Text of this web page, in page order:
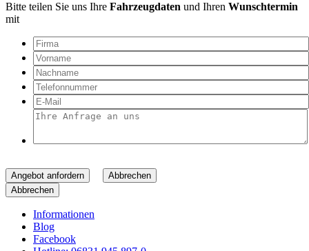
Bitte teilen Sie uns Ihre Fahrzeugdaten und Ihren Wunschtermin
mit
Angebot anfordern
Abbrechen
Abbrechen
Informationen
Blog
Facebook